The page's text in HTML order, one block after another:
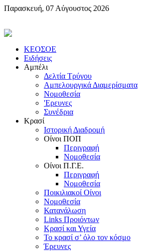
Παρασκευή, 07 Αύγουστος 2026
KEOΣOE
Ειδήσεις
Αμπέλι
Δελτία Τρύγου
Αμπελουργικά Διαμερίσματα
Nομοθεσία
'Eρευνες
Συνέδρια
Κρασί
Iστορική Διαδρομή
Oίνοι ΠOΠ
Περιγραφή
Nομοθεσία
Oίνοι Π.Γ.E.
Περιγραφή
Νομοθεσία
Ποικιλιακοί Oίνοι
Nομοθεσία
Κατανάλωση
Links Προιόντων
Κρασί και Υγεία
To κρασί σ’ όλο τον κόσμο
Έρευνες